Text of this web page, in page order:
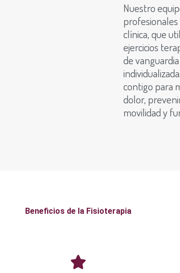
Nuestro
clínica, que
ejercicios
de
contigo para
dolor,
movilidad y
Beneficios de la Fisioterapia